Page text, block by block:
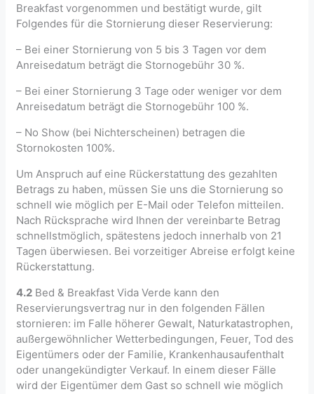
Breakfast vorgenommen und bestätigt wurde, gilt
Folgendes für die Stornierung dieser Reservierung:
– Bei einer Stornierung von 5 bis 3 Tagen vor dem
Anreisedatum beträgt die Stornogebühr 30 %.
– Bei einer Stornierung 3 Tage oder weniger vor dem
Anreisedatum beträgt die Stornogebühr 100 %.
– No Show (bei Nichterscheinen) betragen die
Stornokosten 100%.
Um Anspruch auf eine Rückerstattung des gezahlten
Betrags zu haben, müssen Sie uns die Stornierung so
schnell wie möglich per E-Mail oder Telefon mitteilen.
Nach Rücksprache wird Ihnen der vereinbarte Betrag
schnellstmöglich, spätestens jedoch innerhalb von 21
Tagen überwiesen. Bei vorzeitiger Abreise erfolgt keine
Rückerstattung.
4.2 Bed & Breakfast Vida Verde kann den
Reservierungsvertrag nur in den folgenden Fällen
stornieren: im Falle höherer Gewalt, Naturkatastrophen,
außergewöhnlicher Wetterbedingungen, Feuer, Tod des
Eigentümers oder der Familie, Krankenhausaufenthalt
oder unangekündigter Verkauf. In einem dieser Fälle
wird der Eigentümer dem Gast so schnell wie möglich